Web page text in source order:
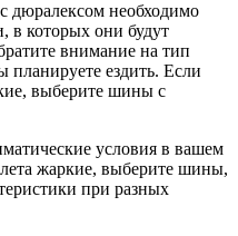
дюралексом необходимо
в которых они будут
внимание на тип
ездить. Если
выберите шины с
условия в вашем
жаркие, выберите шины,
при разных